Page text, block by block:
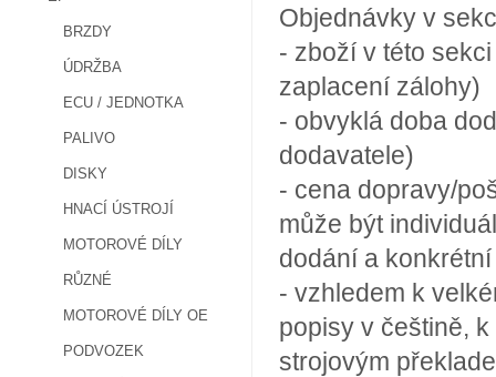
BRZDY
ÚDRŽBA
ECU / JEDNOTKA
PALIVO
DISKY
HNACÍ ÚSTROJÍ
MOTOROVÉ DÍLY
RŮZNÉ
MOTOROVÉ DÍLY OE
PODVOZEK
Objednávky v
- zboží v této
zaplacení zálohy)
- obvyklá doba
dodavatele)
- cena dopravy/
může být
dodání a
- vzhledem k
popisy v češtině,
strojovým